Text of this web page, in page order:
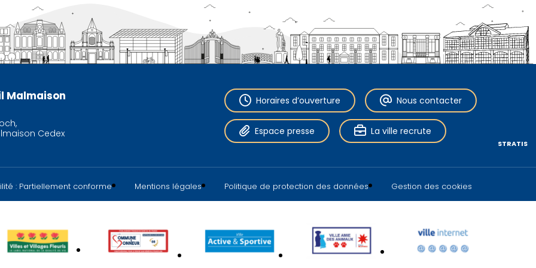
Malmaison
Cedex
Horaires d’ouverture Nous contacter
Espace presse La ville recrute
: Partiellement conforme Mentions légales Politique de protection des données Gestion des cookies
STRATIS